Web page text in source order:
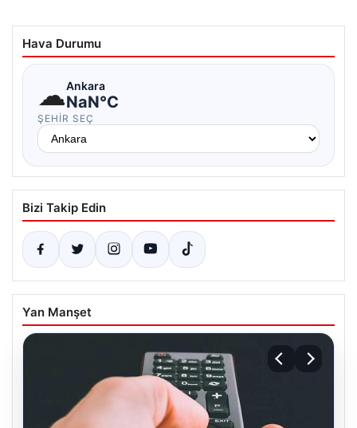
Hava Durumu
☁Ankara
NaN°C
ŞEHIR SEÇ
Bizi Takip Edin
Yan Manşet